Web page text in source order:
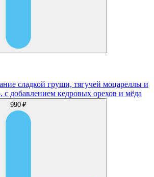
сладкой груши, тягучей моцареллы и
с добавлением кедровых орехов и мёда
990 ₽